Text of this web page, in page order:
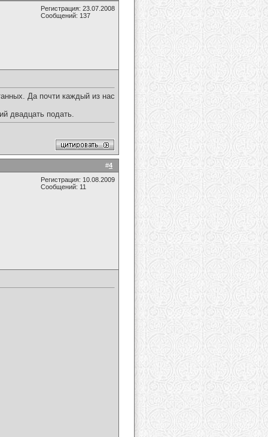
Регистрация: 23.07.2008
Сообщений: 137
Да почти каждый из нас
двадцать подать.
#4
Регистрация: 10.08.2009
Сообщений: 11